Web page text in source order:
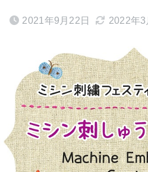
2021年9月22日 2022年3